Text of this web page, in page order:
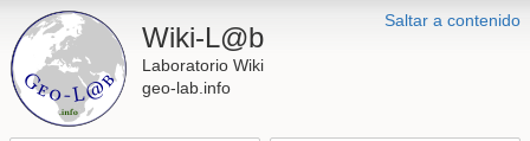
Saltar a contenido
Wiki-L@b
Laboratorio Wiki
geo-lab.info